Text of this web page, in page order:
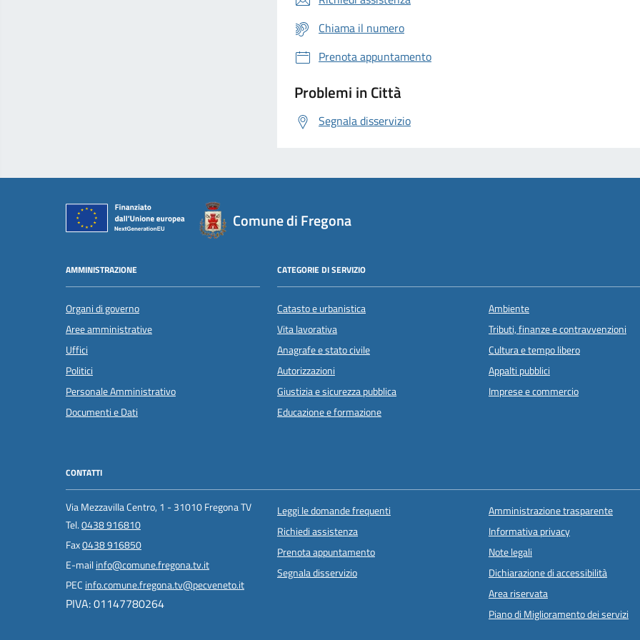
Chiama il numero
Prenota appuntamento
Problemi in Città
Segnala disservizio
Comune di Fregona
AMMINISTRAZIONE
Organi di governo
Aree amministrative
Uffici
Politici
Personale Amministrativo
Documenti e Dati
CATEGORIE DI SERVIZIO
Catasto e urbanistica
Vita lavorativa
Anagrafe e stato civile
Autorizzazioni
Giustizia e sicurezza pubblica
Educazione e formazione
Ambiente
Tributi, finanze e contravvenzioni
Cultura e tempo libero
Appalti pubblici
Imprese e commercio
CONTATTI
Via Mezzavilla Centro, 1 - 31010 Fregona TV
Tel.0438 916810
Fax0438 916850
E-mailinfo@comune.fregona.tv.it
PEC info.comune.fregona.tv@pecveneto.it
PIVA: 01147780264
Leggi le domande frequenti
Richiedi assistenza
Prenota appuntamento
Segnala disservizio
Amministrazione trasparente
Informativa privacy
Note legali
Dichiarazione di accessibilità
Area riservata
Piano di Miglioramento dei servizi